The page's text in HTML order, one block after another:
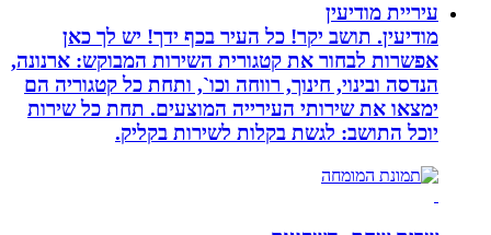
עיריית מודיעין
מודיעין. תושב יקר! כל העיר בכף ידך! יש לך כאן
אפשרות לבחור את קטגורית השירות המבוקש: ארנונה,
הנדסה ובינוי, חינוך, רווחה וכו`, ותחת כל קטגוריה הם
ימצאו את שירותי העירייה המוצעים. תחת כל שירות
יוכל התושב: לגשת בקלות לשירות בקליק.